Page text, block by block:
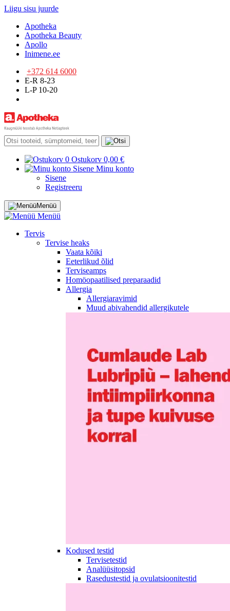
Liigu sisu juurde
Apotheka
Apotheka Beauty
Apollo
Inimene.ee
+372 614 6000
E-R 8-23
L-P 10-20
0 Ostukorv 0,00 €
Sisene Minu konto
Sisene
Registreeru
Menüü
Menüü
Tervis
Tervise heaks
Vaata kõiki
Eeterlikud õlid
Terviseamps
Homöopaatilised preparaadid
Allergia
Allergiaravimid
Muud abivahendid allergikutele
Kodused testid
Tervisetestid
Analüüsitopsid
Rasedustestid ja ovulatsioonitestid